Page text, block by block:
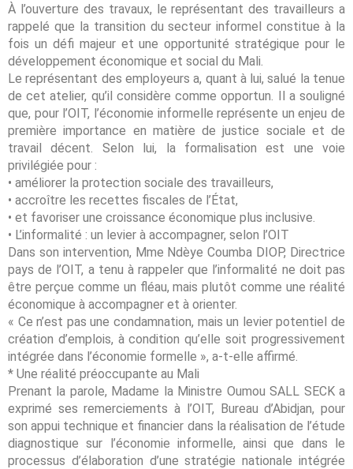
À l’ouverture des travaux, le représentant des travailleurs a
rappelé que la transition du secteur informel constitue à la
fois un défi majeur et une opportunité stratégique pour le
développement économique et social du Mali.
Le représentant des employeurs a, quant à lui, salué la tenue
de cet atelier, qu’il considère comme opportun. Il a souligné
que, pour l’OIT, l’économie informelle représente un enjeu de
première importance en matière de justice sociale et de
travail décent. Selon lui, la formalisation est une voie
privilégiée pour :
• améliorer la protection sociale des travailleurs,
• accroître les recettes fiscales de l’État,
• et favoriser une croissance économique plus inclusive.
• L’informalité : un levier à accompagner, selon l’OIT
Dans son intervention, Mme Ndèye Coumba DIOP, Directrice
pays de l’OIT, a tenu à rappeler que l’informalité ne doit pas
être perçue comme un fléau, mais plutôt comme une réalité
économique à accompagner et à orienter.
« Ce n’est pas une condamnation, mais un levier potentiel de
création d’emplois, à condition qu’elle soit progressivement
intégrée dans l’économie formelle », a-t-elle affirmé.
* Une réalité préoccupante au Mali
Prenant la parole, Madame la Ministre Oumou SALL SECK a
exprimé ses remerciements à l’OIT, Bureau d’Abidjan, pour
son appui technique et financier dans la réalisation de l’étude
diagnostique sur l’économie informelle, ainsi que dans le
processus d’élaboration d’une stratégie nationale intégrée